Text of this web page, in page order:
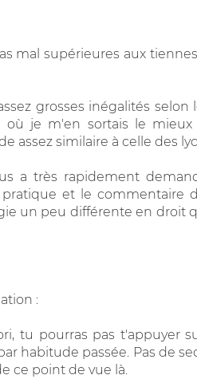
mal supérieures aux
grosses inégalités selon
où je m'en sortais le
assez similaire à celle des
a très rapidement
et le commentaire
un peu différente en droit
:
tu pourras pas t'appuyer
habitude passée. Pas de
ce point de vue là.